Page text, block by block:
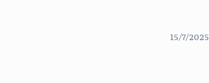
15/7/2025